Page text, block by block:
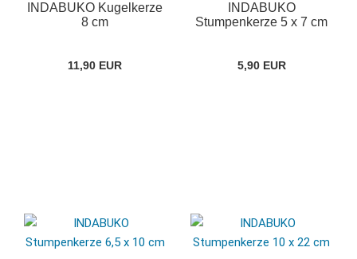
INDABUKO Kugelkerze
8 cm
11,90 EUR
INDABUKO
Stumpenkerze 5 x 7 cm
5,90 EUR